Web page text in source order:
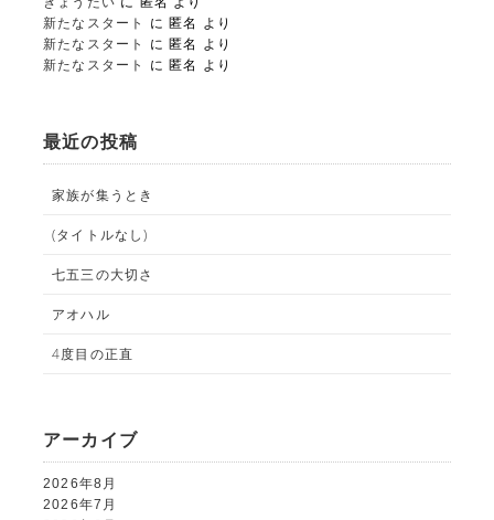
tel.
新たなスタート
に匿名
より
新たなスタート
に匿名
より
新たなスタート
に匿名 より
最近の投稿
家族が集うとき
(タイトルなし)
七五三の大切さ
アオハル
4度目の正直
アーカイブ
2026年8月
2026年7月